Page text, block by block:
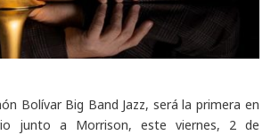
Bolívar Big Band Jazz, será la primera en
junto a Morrison, este viernes, 2 de